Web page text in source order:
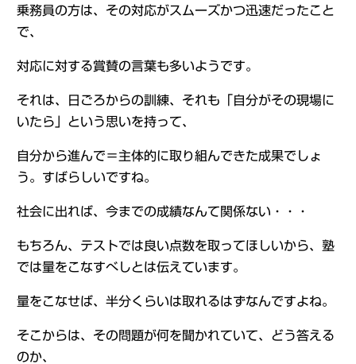
乗務員の方は、その対応がスムーズかつ迅速だったこと
で、
対応に対する賞賛の言葉も多いようです。
それは、日ごろからの訓練、それも「自分がその現場に
いたら」という思いを持って、
自分から進んで＝主体的に取り組んできた成果でしょ
う。すばらしいですね。
社会に出れば、今までの成績なんて関係ない・・・
もちろん、テストでは良い点数を取ってほしいから、塾
では量をこなすべしとは伝えています。
量をこなせば、半分くらいは取れるはずなんですよね。
そこからは、その問題が何を聞かれていて、どう答える
のか、